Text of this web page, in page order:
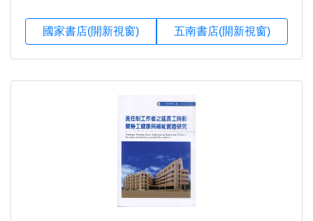
國家書店(開新視窗) 五南書店(開新視窗)